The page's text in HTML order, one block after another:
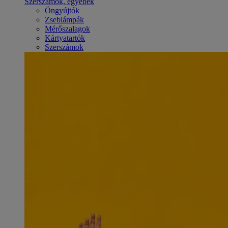
Öngyújtók
Zseblámpák
Mérőszalagok
Kártyatartók
Szerszámok